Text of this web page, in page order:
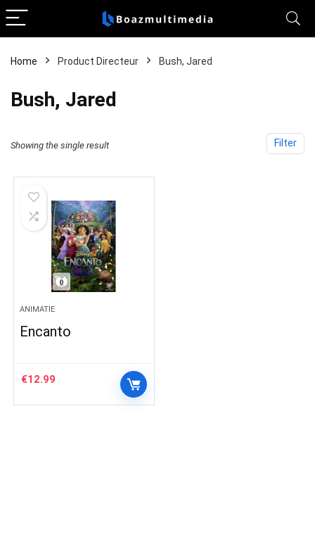
Home Product Directeur Bush, Jared
Bush, Jared
Filter
Showing the single result
ANIMATIE
Encanto
€12.99